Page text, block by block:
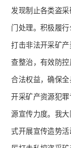
发现制止各类盗
门处理。积极履
打击非法开采矿
查整治，有效防
合法权益，确保
开采矿产资源犯
源宣传力度。我
式开展宣传造势